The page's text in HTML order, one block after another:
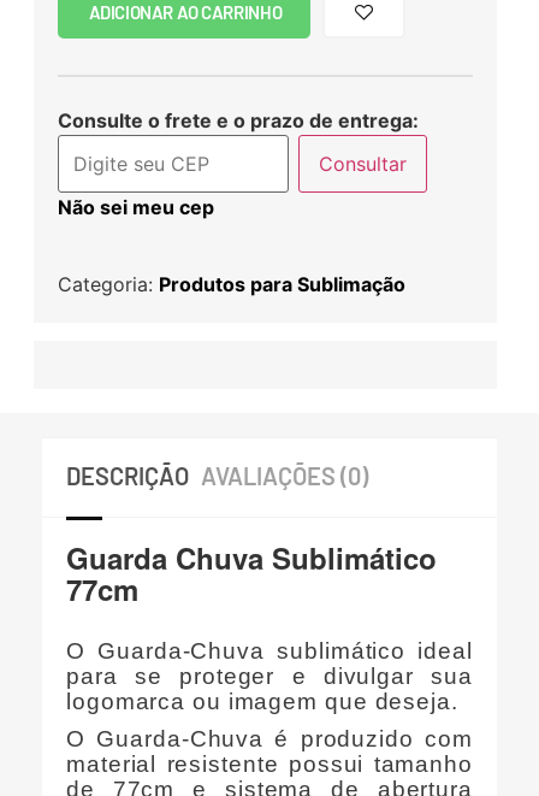
ADICIONAR AO CARRINHO
Consulte o frete e o prazo de entrega:
Consultar
Não sei meu cep
Categoria: Produtos para Sublimação
DESCRIÇÃO AVALIAÇÕES (0)
Guarda Chuva Sublimático
77cm
O Guarda-Chuva sublimático ideal
para se proteger e divulgar sua
logomarca ou imagem que deseja.
O Guarda-Chuva é produzido com
material resistente possui tamanho
de 77cm e sistema de abertura